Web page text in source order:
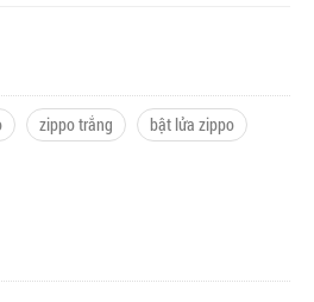
zippo trắng
bật lửa zippo